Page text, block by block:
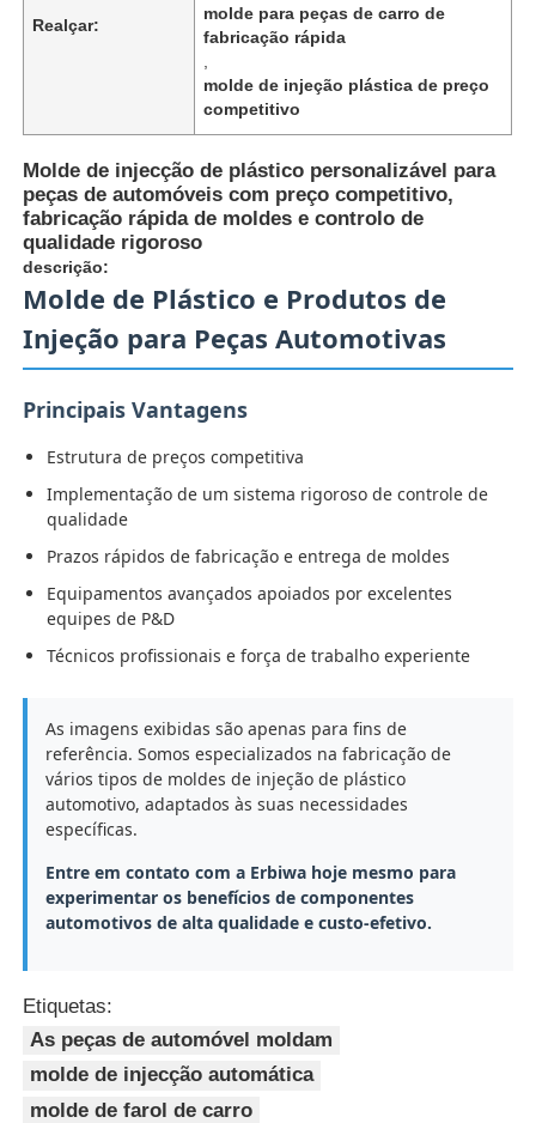
Casa
Show de RV
Quem Somos
Realçar:
molde para peças de carro de
fabricação rápida
molde de injeção plástica de preço
competitivo
Molde de injecção de plástico personalizável para
peças de automóveis com preço competitivo,
fabricação rápida de moldes e controlo de
qualidade rigoroso
descrição:
Molde de Plástico e Produtos de
Injeção para Peças Automotivas
Principais Vantagens
Estrutura de preços competitiva
Implementação de um sistema rigoroso de controle de
qualidade
Prazos rápidos de fabricação e entrega de moldes
Equipamentos avançados apoiados por excelentes
equipes de P&D
Técnicos profissionais e força de trabalho experiente
As imagens exibidas são apenas para fins de
referência. Somos especializados na fabricação de
vários tipos de moldes de injeção de plástico
automotivo, adaptados às suas necessidades
específicas.
Entre em contato com a Erbiwa hoje mesmo para
experimentar os benefícios de componentes
automotivos de alta qualidade e custo-efetivo.
Etiquetas:
As peças de automóvel moldam
molde de injecção automática
molde de farol de carro